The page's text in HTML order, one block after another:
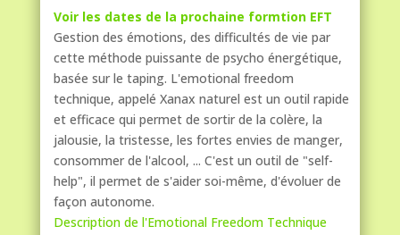
Voir les dates de la prochaine formtion EFT
Gestion des émotions, des difficultés de vie par
cette méthode puissante de psycho énergétique,
basée sur le taping. L'emotional freedom
technique, appelé Xanax naturel est un outil rapide
et efficace qui permet de sortir de la colère, la
jalousie, la tristesse, les fortes envies de manger,
consommer de l'alcool, ... C'est un outil de "self-
help", il permet de s'aider soi-même, d'évoluer de
façon autonome.
Description de l'Emotional Freedom Technique